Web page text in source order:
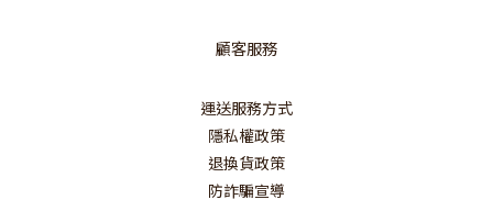
顧客服務
運送服務方式
隱私權政策
退換貨政策
防詐騙宣導